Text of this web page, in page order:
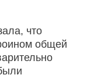
что
общей